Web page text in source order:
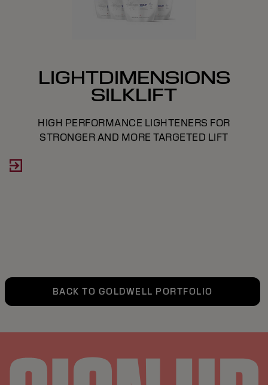
LIGHTDIMENSIONS
SILKLIFT
HIGH PERFORMANCE LIGHTENERS FOR
STRONGER AND MORE TARGETED LIFT
BACK TO GOLDWELL PORTFOLIO